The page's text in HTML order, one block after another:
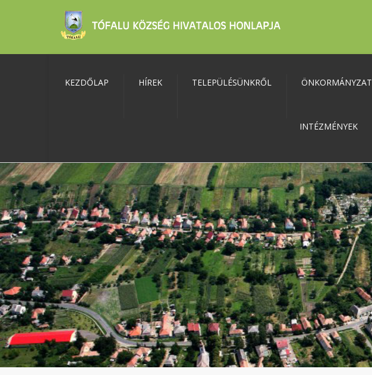
KEZDŐLAP HÍREK TELEPÜLÉSÜNKRŐL ÖNKORMÁNYZAT
INTÉZMÉNYEK